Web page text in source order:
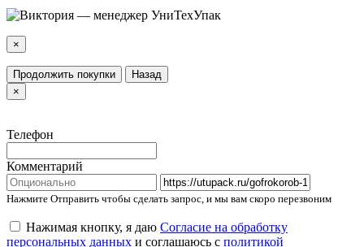
×
Продолжить покупки
Назад
×
Телефон
Комментарий
Нажмите Отправить чтобы сделать запрос, и мы вам скоро перезвоним
Нажимая кнопку, я даю Согласие на обработку
персональных данных и соглашаюсь с политикой